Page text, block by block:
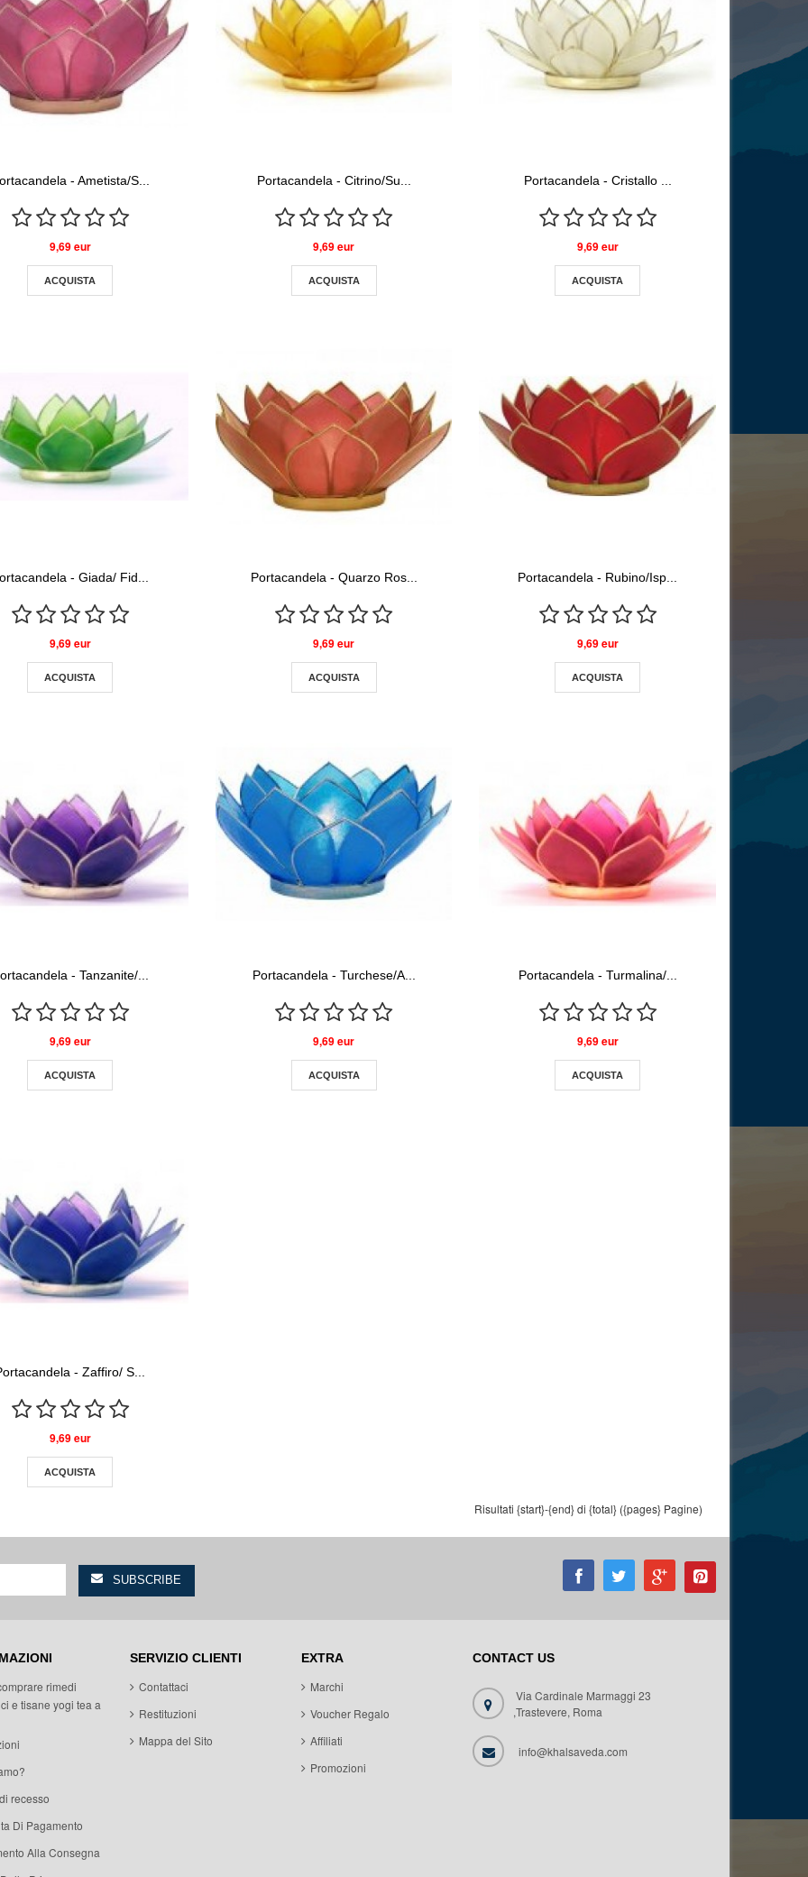
- Ametista/S...
9,69 eur
ACQUISTA
Portacandela - Citrino/Su...
9,69 eur
ACQUISTA
Portacandela - Cristallo ...
9,69 eur
ACQUISTA
- Giada/ Fid...
9,69 eur
ACQUISTA
Portacandela - Quarzo Ros...
9,69 eur
ACQUISTA
Portacandela - Rubino/Isp...
9,69 eur
ACQUISTA
- Tanzanite/...
9,69 eur
ACQUISTA
Portacandela - Turchese/A...
9,69 eur
ACQUISTA
Portacandela - Turmalina/...
9,69 eur
ACQUISTA
- Zaffiro/ S...
9,69 eur
ACQUISTA
Risultati {start}-{end} di {total} ({pages} Pagine)
rimedi
e tisane yogi tea a
recesso
Di Pagamento
Alla Consegna
SERVIZIO CLIENTI
Contattaci
Restituzioni
Mappa del Sito
EXTRA
Marchi
Voucher Regalo
Affiliati
Promozioni
CONTACT US
Via Cardinale Marmaggi 23
,Trastevere, Roma
info@khalsaveda.com